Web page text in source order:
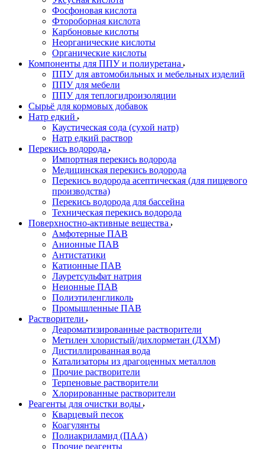
Фосфоновая кислота
Фтороборная кислота
Карбоновые кислоты
Неорганические кислоты
Органические кислоты
Компоненты для ППУ и полиуретана
ППУ для автомобильных и мебельных изделий
ППУ для мебели
ППУ для теплогидроизоляции
Сырьё для кормовых добавок
Натр едкий
Каустическая сода (сухой натр)
Натр едкий раствор
Перекись водорода
Импортная перекись водорода
Медицинская перекись водорода
Перекись водорода асептическая (для пищевого
производства)
Перекись водорода для бассейна
Техническая перекись водорода
Поверхностно-активные вещества
Амфотерные ПАВ
Анионные ПАВ
Антистатики
Катионные ПАВ
Лауретсульфат натрия
Неионные ПАВ
Полиэтиленгликоль
Промышленные ПАВ
Растворители
Деароматизированные растворители
Метилен хлористый/дихлорметан (ДХМ)
Дистиллированная вода
Катализаторы из драгоценных металлов
Прочие растворители
Терпеновые растворители
Хлорированные растворители
Реагенты для очистки воды
Кварцевый песок
Коагулянты
Полиакриламид (ПАА)
Прочие реагенты